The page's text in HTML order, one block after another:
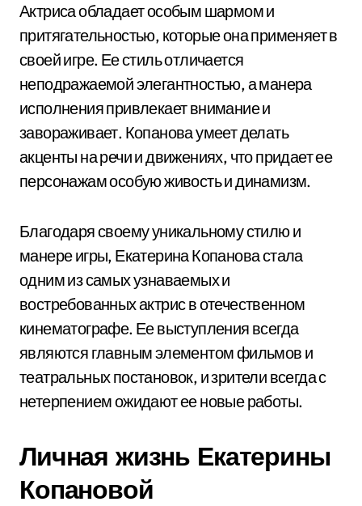
Актриса обладает особым шармом и
притягательностью, которые она применяет в
своей игре. Ее стиль отличается
неподражаемой элегантностью, а манера
исполнения привлекает внимание и
завораживает. Копанова умеет делать
акценты на речи и движениях, что придает ее
персонажам особую живость и динамизм.
Благодаря своему уникальному стилю и
манере игры, Екатерина Копанова стала
одним из самых узнаваемых и
востребованных актрис в отечественном
кинематографе. Ее выступления всегда
являются главным элементом фильмов и
театральных постановок, и зрители всегда с
нетерпением ожидают ее новые работы.
Личная жизнь Екатерины
Копановой